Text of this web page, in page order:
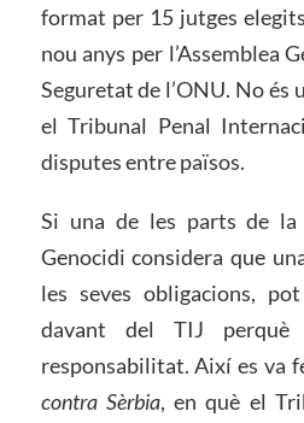
format per 15 jutges
nou anys per l’Assemblea
Seguretat de l’ONU. No és
el Tribunal Penal
disputes entre països.
Si una de les parts de la
Genocidi considera que
les seves obligacions,
davant del TIJ perquè
responsabilitat. Així es va
contra Sèrbia, en què el